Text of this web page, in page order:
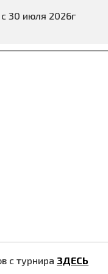
30 июля 2026г
с турнира ЗДЕСЬ